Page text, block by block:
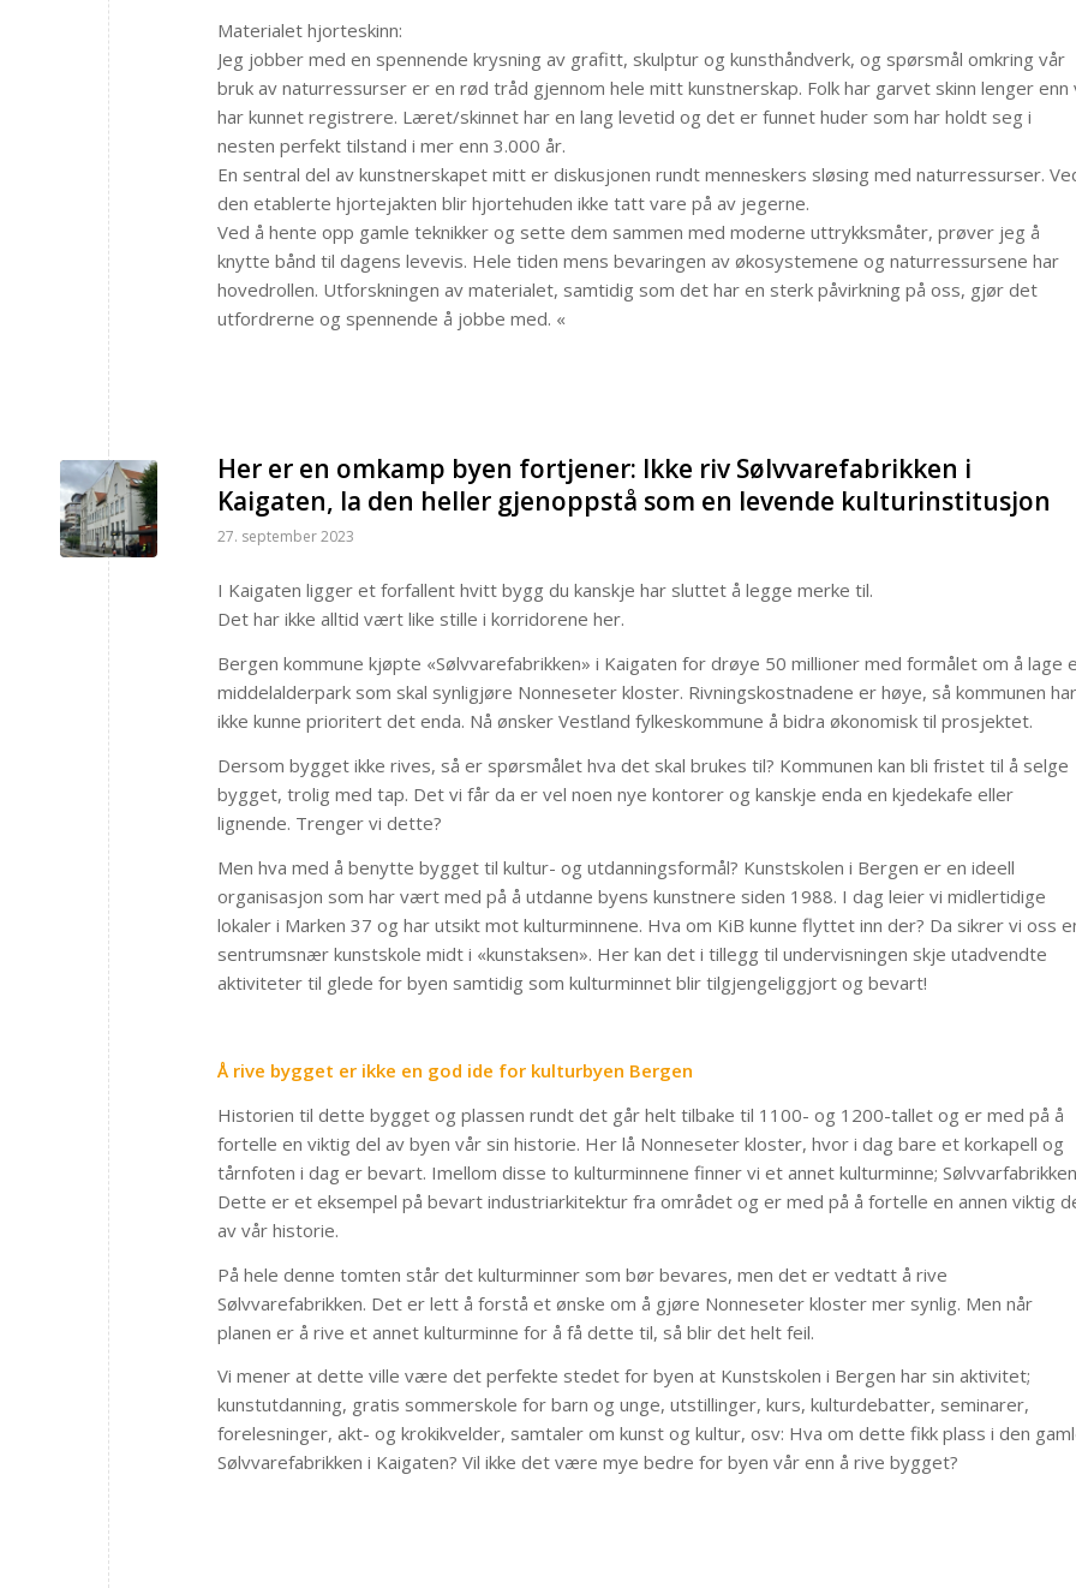
Materialet hjorteskinn:
Jeg jobber med en spennende krysning av grafitt, skulptur og kunsthåndverk, og spørsmål omkring vår
bruk av naturressurser er en rød tråd gjennom hele mitt kunstnerskap. Folk har garvet skinn lenger enn
har kunnet registrere. Læret/skinnet har en lang levetid og det er funnet huder som har holdt seg i
nesten perfekt tilstand i mer enn 3.000 år.
En sentral del av kunstnerskapet mitt er diskusjonen rundt menneskers sløsing med naturressurser.
den etablerte hjortejakten blir hjortehuden ikke tatt vare på av jegerne.
Ved å hente opp gamle teknikker og sette dem sammen med moderne uttrykksmåter, prøver jeg å
knytte bånd til dagens levevis. Hele tiden mens bevaringen av økosystemene og naturressursene har
hovedrollen. Utforskningen av materialet, samtidig som det har en sterk påvirkning på oss, gjør det
utfordrerne og spennende å jobbe med. «
Her er en omkamp byen fortjener: Ikke riv Sølvvarefabrikken i
Kaigaten, la den heller gjenoppstå som en levende kulturinstitusjon
27. september 2023
I Kaigaten ligger et forfallent hvitt bygg du kanskje har sluttet å legge merke til.
Det har ikke alltid vært like stille i korridorene her.
Bergen kommune kjøpte «Sølvvarefabrikken» i Kaigaten for drøye 50 millioner med formålet om å lage
middelalderpark som skal synligjøre Nonneseter kloster. Rivningskostnadene er høye, så kommunen har
ikke kunne prioritert det enda. Nå ønsker Vestland fylkeskommune å bidra økonomisk til prosjektet.
Dersom bygget ikke rives, så er spørsmålet hva det skal brukes til? Kommunen kan bli fristet til å selge
bygget, trolig med tap. Det vi får da er vel noen nye kontorer og kanskje enda en kjedekafe eller
lignende. Trenger vi dette?
Men hva med å benytte bygget til kultur- og utdanningsformål? Kunstskolen i Bergen er en ideell
organisasjon som har vært med på å utdanne byens kunstnere siden 1988. I dag leier vi midlertidige
lokaler i Marken 37 og har utsikt mot kulturminnene. Hva om KiB kunne flyttet inn der? Da sikrer vi oss
sentrumsnær kunstskole midt i «kunstaksen». Her kan det i tillegg til undervisningen skje utadvendte
aktiviteter til glede for byen samtidig som kulturminnet blir tilgjengeliggjort og bevart!
Å rive bygget er ikke en god ide for kulturbyen Bergen
Historien til dette bygget og plassen rundt det går helt tilbake til 1100- og 1200-tallet og er med på å
fortelle en viktig del av byen vår sin historie. Her lå Nonneseter kloster, hvor i dag bare et korkapell og
tårnfoten i dag er bevart. Imellom disse to kulturminnene finner vi et annet kulturminne;
Dette er et eksempel på bevart industriarkitektur fra området og er med på å fortelle en annen viktig
av vår historie.
På hele denne tomten står det kulturminner som bør bevares, men det er vedtatt å rive
Sølvvarefabrikken. Det er lett å forstå et ønske om å gjøre Nonneseter kloster mer synlig. Men når
planen er å rive et annet kulturminne for å få dette til, så blir det helt feil.
Vi mener at dette ville være det perfekte stedet for byen at Kunstskolen i Bergen har sin aktivitet;
kunstutdanning, gratis sommerskole for barn og unge, utstillinger, kurs, kulturdebatter, seminarer,
forelesninger, akt- og krokikvelder, samtaler om kunst og kultur, osv: Hva om dette fikk plass i den
Sølvvarefabrikken i Kaigaten? Vil ikke det være mye bedre for byen vår enn å rive bygget?